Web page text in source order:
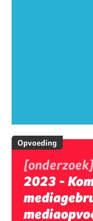
Opvoeding
2023 -